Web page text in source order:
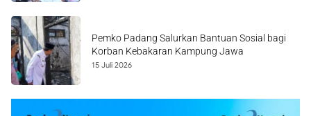
Pemko Padang Salurkan Bantuan Sosial bagi
Korban Kebakaran Kampung Jawa
15 Juli 2026